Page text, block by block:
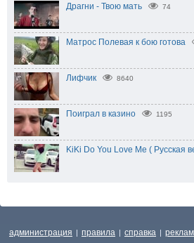
Драгни - Твою мать 74
Матрос Полевая к бою готова
Лифчик 8640
Поиграл в казино 1195
KiKi Do You Love Me ( Русская
администрация | правила | справка |